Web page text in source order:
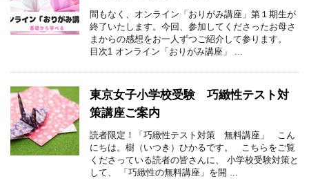
間もなく、オンライン「おりがみ講座」第１期生が
終了いたします。今回、参加してくださったお母さ
まからの感想をお一人ずつご紹介して参ります。
目次1 オンライン「おりがみ講座」 ...
東京女子小学校受験 巧緻性テスト対
策講座ご案内
読者限定！「巧緻性テスト対策 無料講座」 こん
にちは。樹（いつき）ひかるです。 こちらをご覧
くださっている読者の皆さんに、 小学校受験対策と
して、 「巧緻性の無料講座」を開 ...